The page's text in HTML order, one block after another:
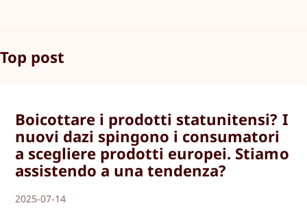
Top post
Boicottare i prodotti statunitensi? I
nuovi dazi spingono i consumatori
a scegliere prodotti europei. Stiamo
assistendo a una tendenza?
2025-07-14